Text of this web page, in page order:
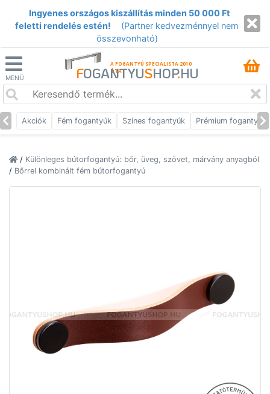
Ingyenes országos kiszállítás minden 50 000 Ft
feletti rendelés estén!
(Partner kedvezménnyel nem
összevonható)
MENÜ
A FOGANTYÚ SPECIALISTA 2010
ÓTA
FOGANTYUSHOP.HU
Akciók Fém fogantyúk Színes fogantyúk Prémium fogantyúk
/ Különleges bútorfogantyú: bőr, üveg, szövet, márvány anyagból
/ Bőrrel kombinált fém bútorfogantyú